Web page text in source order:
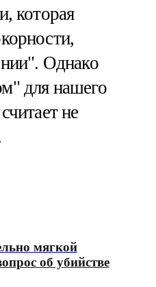
которая
Однако
для нашего
не
мягкой
об убийстве